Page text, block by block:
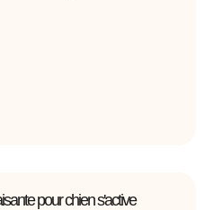
pour chien s'active